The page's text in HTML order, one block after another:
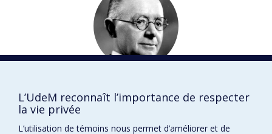
Histoire
L’UdeM reconnaît l’importance de respecter
la vie privée
L’utilisation de témoins nous permet d’améliorer et de